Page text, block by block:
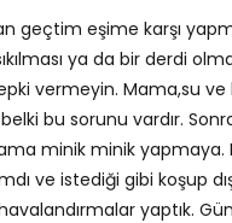
geçtim eşime karşı
ya da bir derdi
vermeyin. Mama,su ve
bu sorunu vardır.
minik minik yapmaya.
ve istediği gibi koşup
yaptık.